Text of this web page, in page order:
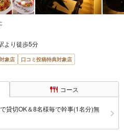
より徒歩5分
象店
口コミ投稿特典対象店
コース
貸切OK＆8名様毎で幹事(1名分)無